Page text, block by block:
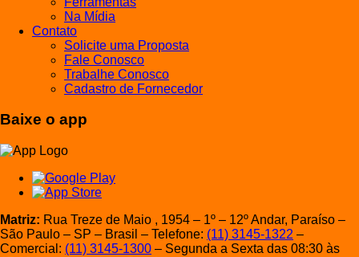
Na Mídia
Contato
Solicite uma Proposta
Fale Conosco
Trabalhe Conosco
Cadastro de Fornecedor
Baixe o app
Matriz: Rua Treze de Maio , 1954 – 1º – 12º Andar, Paraíso –
São Paulo – SP – Brasil – Telefone: (11) 3145-1322 –
Comercial: (11) 3145-1300 – Segunda a Sexta das 08:30 às